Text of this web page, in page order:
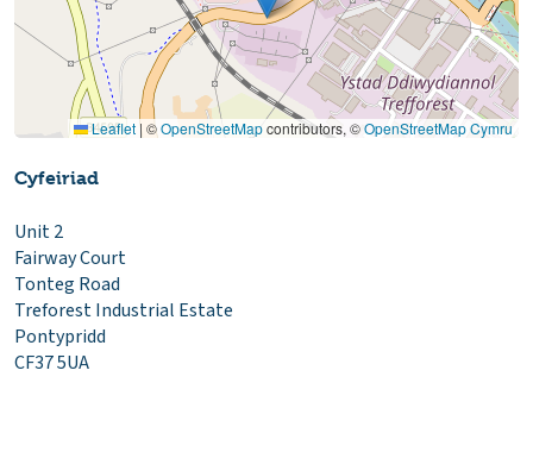
Leaflet| ©OpenStreetMapcontributors, ©OpenStreetMap Cymru
Cyfeiriad
Unit 2
Fairway Court
Tonteg Road
Treforest Industrial Estate
Pontypridd
CF37 5UA